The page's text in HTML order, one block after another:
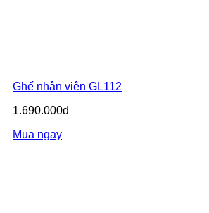
Ghế nhân viên GL112
1.690.000đ
Mua ngay